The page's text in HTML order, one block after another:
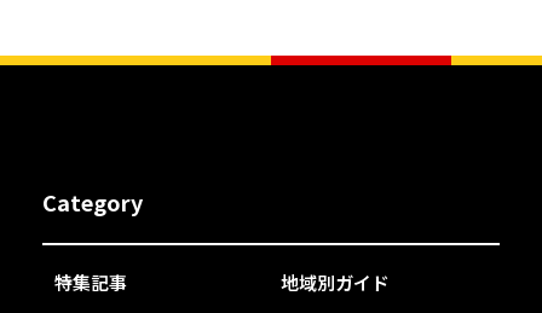
Category
特集記事
地域別ガイド